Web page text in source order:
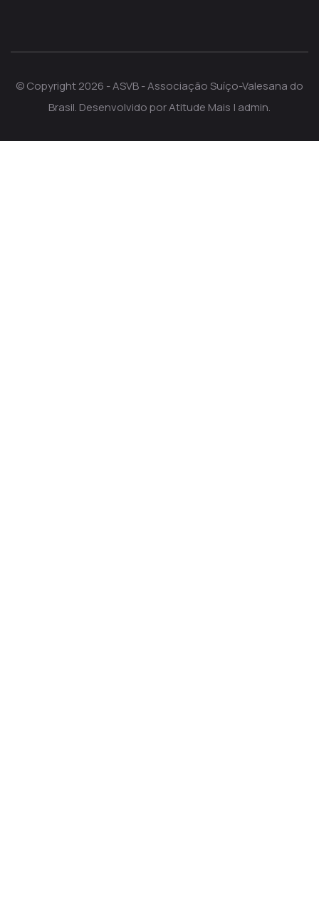
© Copyright 2026 - ASVB - Associação Suíço-Valesana do
Brasil. Desenvolvido porAtitude Mais | admin.